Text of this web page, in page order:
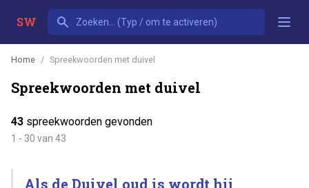
SW
Home Spreekwoorden met duivel
Spreekwoorden met duivel
43 spreekwoorden gevonden
1 - 30 van 43
Als de Duivel oud is wordt hij